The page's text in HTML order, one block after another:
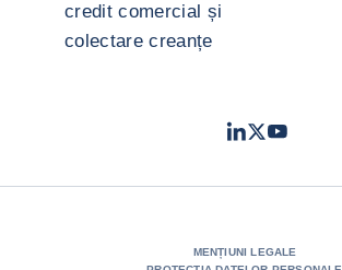
credit comercial și
colectare creanțe
LinkedIn
TwitterYoutube
MENȚIUNI LEGALE